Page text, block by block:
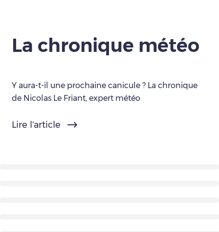
La chronique météo
Y aura-t-il une prochaine canicule ? La chronique
de Nicolas Le Friant, expert météo
Lire l'article